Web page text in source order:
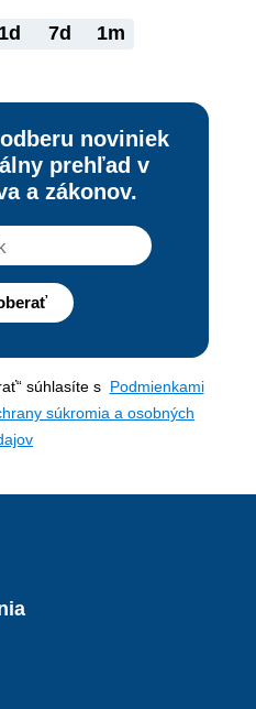
1d 7d 1m
noviniek
prehľad v
a zákonov.
súhlasíte s Podmienkami
súkromia a osobných